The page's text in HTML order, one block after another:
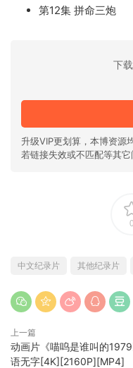
第12集 拼命三炮
下
升级VIP更划算，本博资源
若链接失效或不匹配等其
0
中文纪录片 其他纪录片
上一篇
动画片《喵呜是谁叫的
语无字[4K][2160P][MP4]